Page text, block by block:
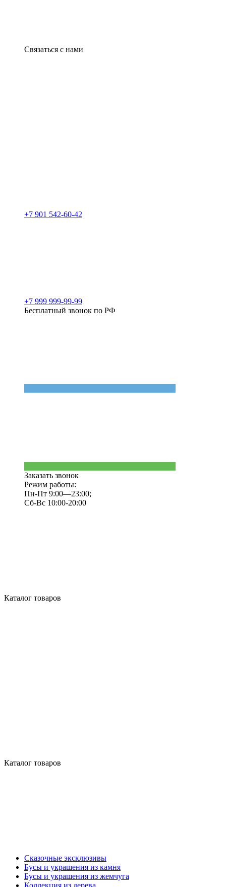
Связаться с нами
+7 901 542-60-42
+7 999 999-99-99
Бесплатный звонок по РФ
Заказать звонок
Режим работы:
Пн-Пт 9:00—23:00;
Сб-Вс 10:00-20:00
Каталог товаров
Каталог товаров
Сказочные эксклюзивы
Бусы и украшения из камня
Бусы и украшения из жемчуга
Коллекция из дерева